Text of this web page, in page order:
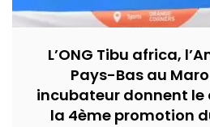
L’ONG Tibu africa,
Pays-Bas au
incubateur donnent le
la 4ème promotion